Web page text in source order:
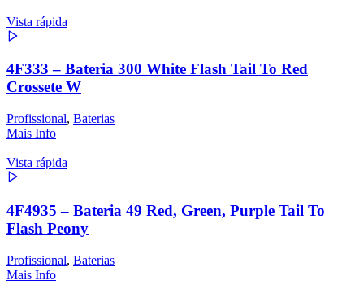
Vista rápida
4F333 – Bateria 300 White Flash Tail To Red
Crossete W
Profissional, Baterias
Mais Info
Vista rápida
4F4935 – Bateria 49 Red, Green, Purple Tail To
Flash Peony
Profissional, Baterias
Mais Info